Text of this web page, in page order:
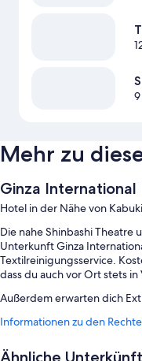
Mehr zu
Ginza International
Hotel in der Nähe von
Die nahe Shinbashi Theatre
Unterkunft Ginza
Textilreinigungsservice.
dass du auch vor Ort stets
Außerdem erwarten dich
Ein Frühstücksbuffet
Ein Safe an der
Informationen zu den
Ähnliche